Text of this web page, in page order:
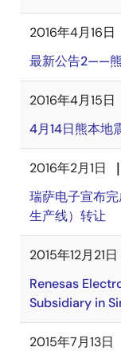
2016年4月16日
最新公告2——
2016年4月15日
4月14日熊本地
2016年2月1日
瑞萨电子宣布
生产线）转让
2015年12月21日
Renesas
Subsidiary in
2015年7月13日